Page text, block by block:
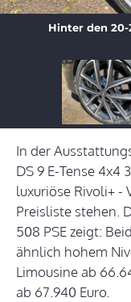
Hinter den
In der
DS 9 E-Tense 4x4
luxuriöse Rivoli+ -
Preisliste stehen.
508 PSE zeigt:
ähnlich hohem
Limousine ab
ab 67.940 Euro.